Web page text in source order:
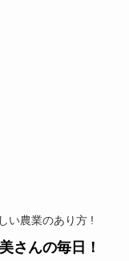
い農業のあり方 !
さんの毎日！